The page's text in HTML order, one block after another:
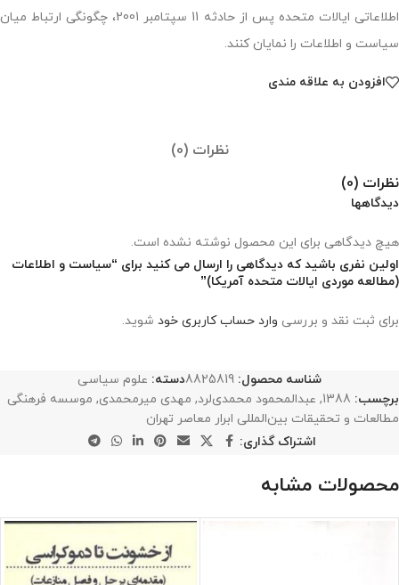
اطلاعاتی ایالات متحده پس از حادثه 11 سپتامبر 2001، چگونگی ارتباط میان
سیاست و اطلاعات را نمایان کنند.
افزودن به علاقه مندی
نظرات (0)
نظرات (0)
دیدگاهها
هیچ دیدگاهی برای این محصول نوشته نشده است.
اولین نفری باشید که دیدگاهی را ارسال می کنید برای “سیاست و اطلاعات
(مطالعه موردی ایالات متحده آمریکا)”
برای ثبت نقد و بررسی وارد حساب کاربری خود شوید.
شناسه محصول: 8825819دسته: علوم سیاسی
برچسب: 1388
, عبدالمحمود محمدی‌لرد, مهدی میرمحمدی, موسسه فرهنگی
مطالعات و تحقیقات بین‌المللی ابرار معاصر تهران
اشتراک گذاری:
محصولات مشابه